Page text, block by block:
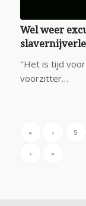
Wel weer
"Het is tijd
voorzitter…
« ‹ 5
› »